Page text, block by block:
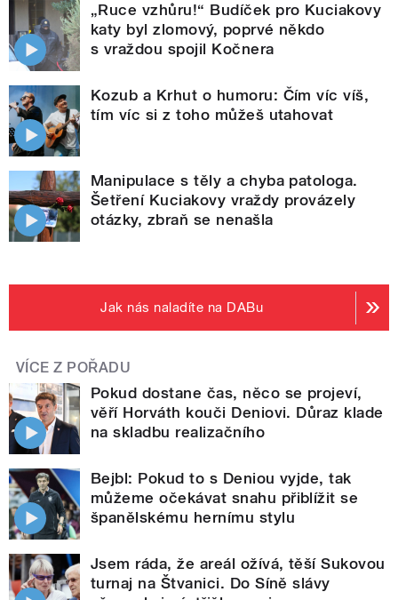
„Ruce vzhůru!“ Budíček pro Kuciakovy
katy byl zlomový, poprvé někdo
s vraždou spojil Kočnera
Kozub a Krhut o humoru: Čím víc víš,
tím víc si z toho můžeš utahovat
Manipulace s těly a chyba patologa.
Šetření Kuciakovy vraždy provázely
otázky, zbraň se nenašla
Jak nás naladíte na DABu
VÍCE Z POŘADU
Pokud dostane čas, něco se projeví,
věří Horváth kouči Deniovi. Důraz klade
na skladbu realizačního
Bejbl: Pokud to s Deniou vyjde, tak
můžeme očekávat snahu přiblížit se
španělskému hernímu stylu
Jsem ráda, že areál ožívá, těší Sukovou
turnaj na Štvanici. Do Síně slávy